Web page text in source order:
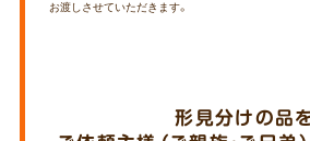
お渡しさせていただきます。
形見分けの品